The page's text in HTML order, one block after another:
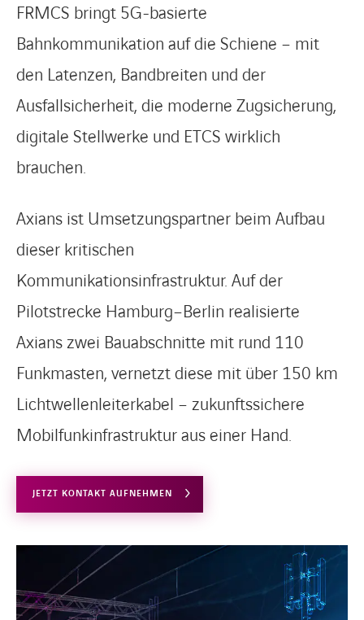
FRMCS bringt 5G-basierte
Bahnkommunikation auf die Schiene – mit
den Latenzen, Bandbreiten und der
Ausfallsicherheit, die moderne Zugsicherung,
digitale Stellwerke und ETCS wirklich
brauchen.
Axians ist Umsetzungspartner beim Aufbau
dieser kritischen
Kommunikationsinfrastruktur. Auf der
Pilotstrecke Hamburg–Berlin realisierte
Axians zwei Bauabschnitte mit rund 110
Funkmasten, vernetzt diese mit über 150 km
Lichtwellenleiterkabel – zukunftssichere
Mobilfunkinfrastruktur aus einer Hand.
JETZT KONTAKT AUFNEHMEN